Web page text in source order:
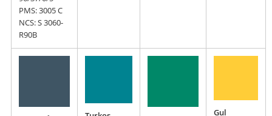
PMS: 3005 C
NCS: S 3060-
R90B
Gul